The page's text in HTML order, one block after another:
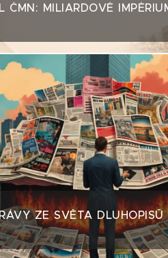
ČMN: MILIARDOVÉ
ZE SVĚTA DLUHOPISŮ